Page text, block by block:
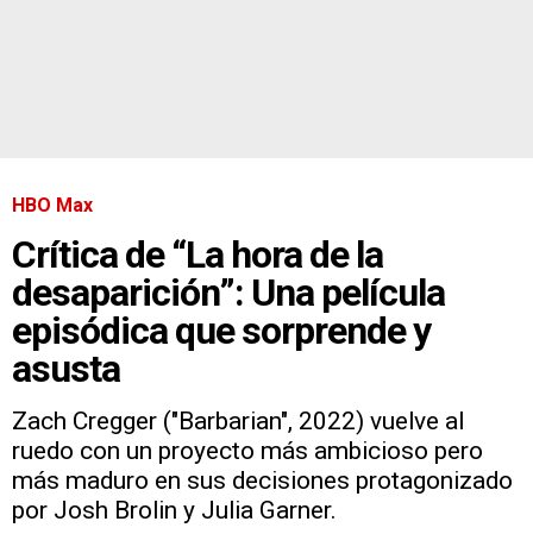
HBO Max
Crítica de “La hora de la
desaparición”: Una película
episódica que sorprende y
asusta
Zach Cregger ("Barbarian", 2022) vuelve al
ruedo con un proyecto más ambicioso pero
más maduro en sus decisiones protagonizado
por Josh Brolin y Julia Garner.